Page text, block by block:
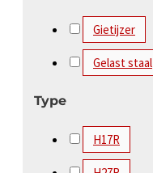
Gietijzer
Gelast staal
Type
H17R